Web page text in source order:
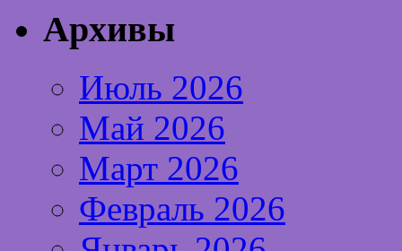
Архивы
Июль 2026
Май 2026
Март 2026
Февраль 2026